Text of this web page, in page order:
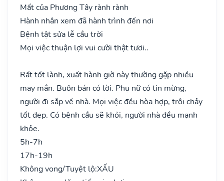
Mất của Phương Tây rành rành
Hành nhân xem đã hành trình đến nơi
Bệnh tật sửa lễ cầu trời
Mọi việc thuận lợi vui cười thật tươi..
Rất tốt lành, xuất hành giờ này thường gặp nhiều
may mắn. Buôn bán có lời. Phụ nữ có tin mừng,
người đi sắp về nhà. Mọi việc đều hòa hợp, trôi chảy
tốt đẹp. Có bệnh cầu sẽ khỏi, người nhà đều mạnh
khỏe.
5h-7h
17h-19h
Không vong/Tuyệt lộ:XẤU